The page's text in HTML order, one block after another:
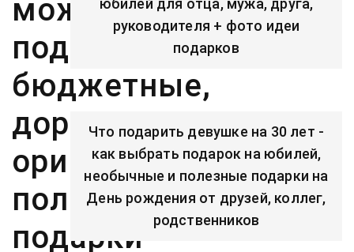
можно
подарить,
бюджетные,
дорогие,
оригинальные,
полезные
подарки
юбилей для отца, мужа, друга,
руководителя + фото идеи
подарков
Что подарить девушке на 30 лет -
как выбрать подарок на юбилей,
необычные и полезные подарки на
День рождения от друзей, коллег,
родственников